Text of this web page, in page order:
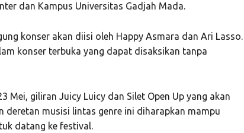
dan Kampus Universitas Gadjah Mada.
konser akan diisi oleh Happy Asmara dan Ari Lasso.
konser terbuka yang dapat disaksikan tanpa
Mei, giliran Juicy Luicy dan Silet Open Up yang akan
deretan musisi lintas genre ini diharapkan mampu
datang ke festival.